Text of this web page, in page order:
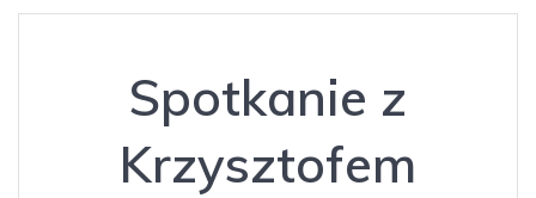
Spotkanie z
Krzysztofem